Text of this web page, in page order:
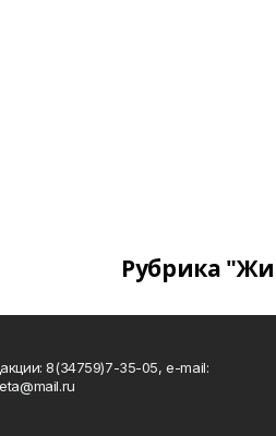
Рубрика
8(34759)7-35-05, e-mail: